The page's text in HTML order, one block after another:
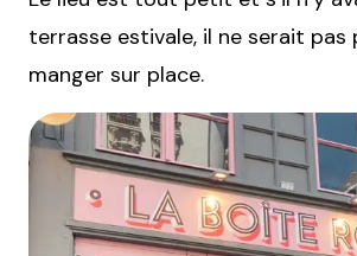
terrasse estivale, il ne serait pas
manger sur place.